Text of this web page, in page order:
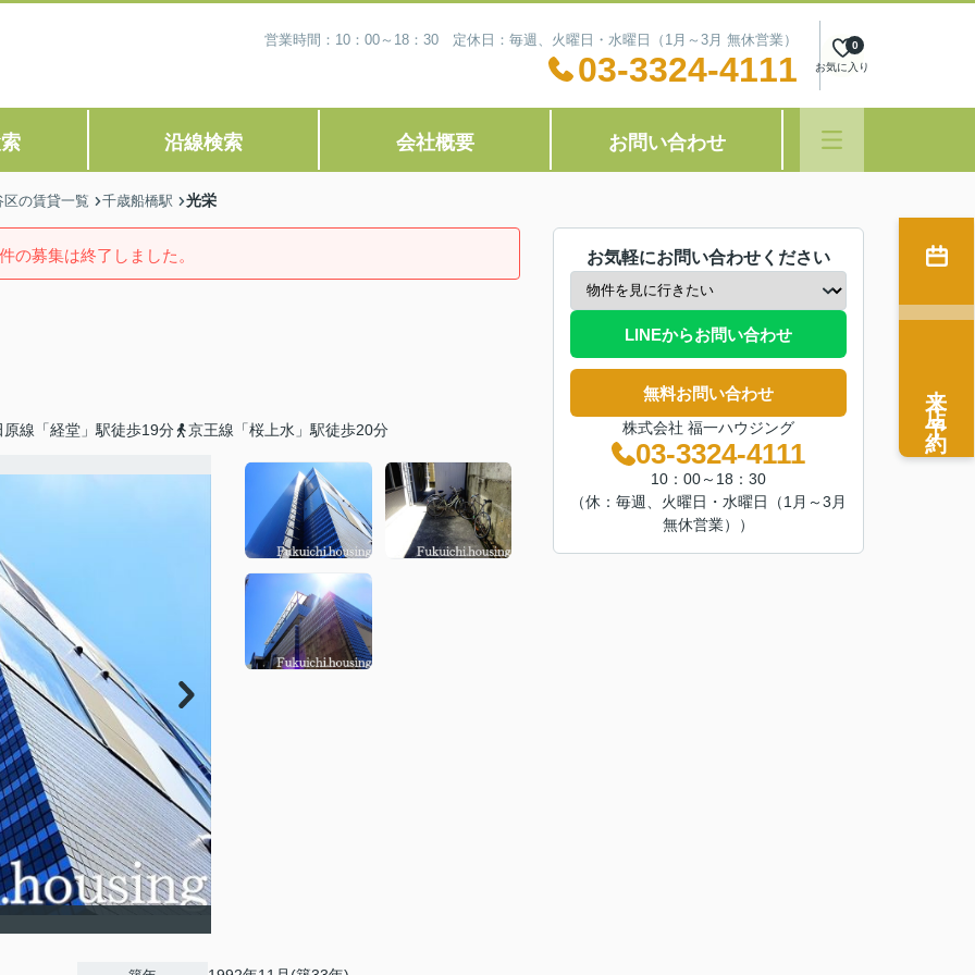
営業時間：10：00～18：30 定休日：毎週、火曜日・水曜日（1月～3月 無休営業）
03-3324-4111 お気に入り
0
沿線検索 会社概要 お問い合わせ
区の賃貸一覧 千歳船橋駅 光栄
の募集は終了しました。
原線「経堂」駅徒歩19分 京王線「桜上水」駅徒歩20分
お気軽にお問い合わせください
LINEからお問い合わせ
無料お問い合わせ
株式会社 福一ハウジング
03-3324-4111
10：00～18：30
（休：毎週、火曜日・水曜日（1月～3月
無休営業））
来店予約